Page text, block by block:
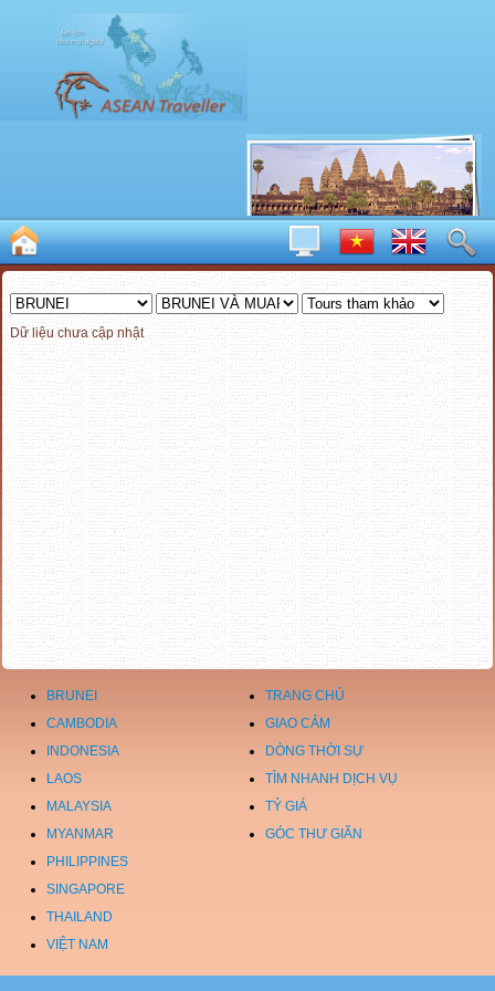
Dữ liệu chưa cập nhật
BRUNEI
TRANG CHỦ
CAMBODIA
GIAO CẢM
INDONESIA
DÒNG THỜI SỰ
LAOS
TÌM NHANH DỊCH VỤ
MALAYSIA
TỶ GIÁ
MYANMAR
GÓC THƯ GIÃN
PHILIPPINES
SINGAPORE
THAILAND
VIỆT NAM